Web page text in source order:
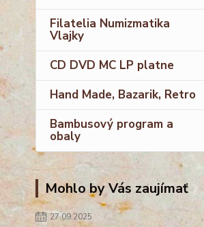
Filatelia Numizmatika
Vlajky
CD DVD MC LP platne
Hand Made, Bazarik, Retro
Bambusový program a
obaly
Mohlo by Vás zaujímať
27.09.2025